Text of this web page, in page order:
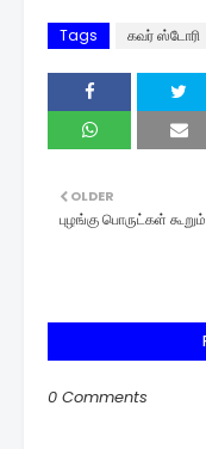
Tags கவர் ஸ்டோரி
OLDER
புழங்கு பொருட்கள்
0 Comments